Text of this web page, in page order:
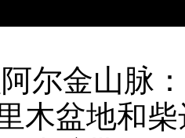
尔金山脉：
木盆地和